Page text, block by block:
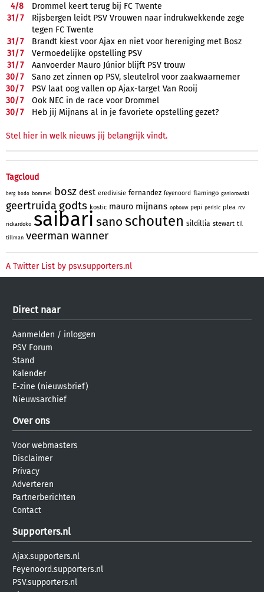
4/8
Drommel keert terug bij FC Twente
31/7
Rijsbergen leidt PSV Vrouwen naar indrukwekkende zege
tegen FC Twente
31/7
Brandt kiest voor Ajax en niet voor hereniging met Bosz
31/7
Vermoedelijke opstelling PSV
31/7
Aanvoerder Mauro Júnior blijft PSV trouw
30/7
Sano zet zinnen op PSV, sleutelrol voor zaakwaarnemer
30/7
PSV laat oog vallen op Ajax-target Van Rooij
30/7
Ook NEC in de race voor Drommel
30/7 Heb jij Mijnans al in je favoriete opstelling gezet?
Stel hier in welk nieuws jij belangrijk vindt.
Tagcloud
berg bodo bommel bosz dest eredivisie fernandez feyenoord flamingo gasiorowski
geertruida godts kostic mauro mijnans opbouw pepi perisic plea rcv
rickardoko saibari sanoschouten sildillia stewart til
tillman veerman wanner
A Twitter List by psv.supporters.nl
Direct naar
Aanmelden / inloggen
PSV Forum
Stand
Kalender
E-zine (nieuwsbrief)
Nieuwsarchief
Over ons
Voor webmasters
Disclaimer
Privacy
Adverteren
Partnerberichten
Contact
Supporters.nl
Ajax.supporters.nl
Feyenoord.supporters.nl
PSV.supporters.nl